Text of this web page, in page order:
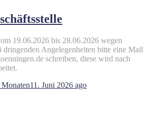
19.06.2026 bis 28.06.2026 wegen
dringenden Angelegenheiten bitte eine Mail
schreiben, diese wird nach
Monaten11. Juni 2026 ago